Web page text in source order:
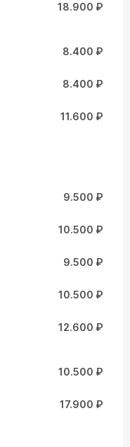
18.900 ₽
8.400 ₽
8.400 ₽
11.600 ₽
9.500 ₽
10.500 ₽
9.500 ₽
10.500 ₽
12.600 ₽
10.500 ₽
17.900 ₽